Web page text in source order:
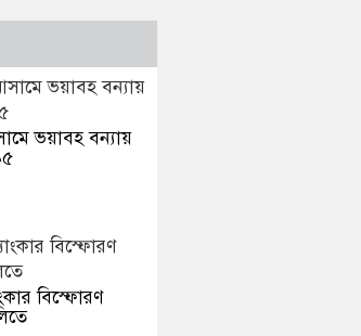
ভয়াবহ বন্যায়
বিস্ফোরণ